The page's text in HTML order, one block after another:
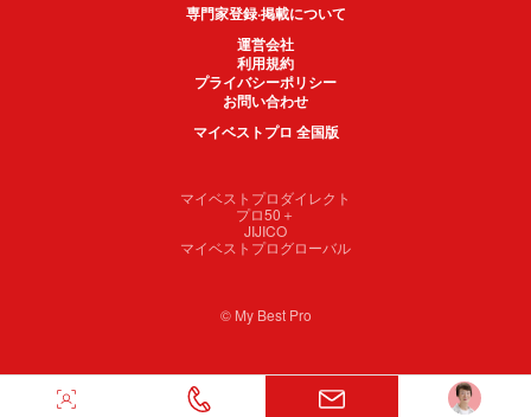
専門家登録·掲載について
運営会社
利用規約
プライバシーポリシー
お問い合わせ
マイベストプロ 全国版
マイベストプロダイレクト
プロ50＋
JIJICO
マイベストプログローバル
© My Best Pro